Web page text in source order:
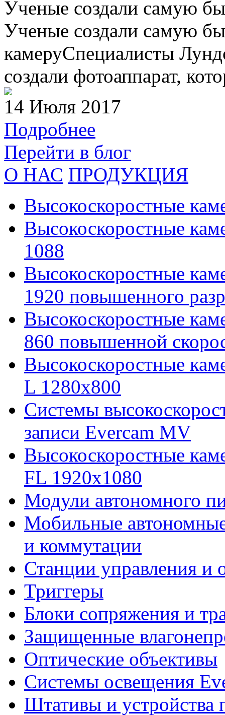
Ученые создали самую
Ученые создали самую
камеруСпециалисты
создали фотоаппарат,
14 Июля 2017
Подробнее
Перейти в блог
О НАС ПРОДУКЦИЯ
Высокоскоростные
Высокоскоростные
1088
Высокоскоростные
1920 повышенного
Высокоскоростные
860 повышенной
Высокоскоростные
L 1280x800
Cистемы
записи Evercam MV
Высокоскоростные
FL 1920x1080
Модули автономного
Мобильные
и коммутации
Станции управления и
Триггеры
Блоки сопряжения и
Защищенные
Оптические объективы
Системы освещения
Штативы и устройства